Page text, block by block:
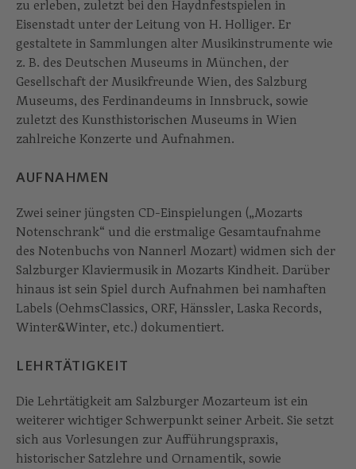
zu erleben, zuletzt bei den Haydnfestspielen in
Eisenstadt unter der Leitung von H. Holliger. Er
gestaltete in Sammlungen alter Musikinstrumente wie
z. B. des Deutschen Museums in München, der
Gesellschaft der Musikfreunde Wien, des Salzburg
Museums, des Ferdinandeums in Innsbruck, sowie
zuletzt des Kunsthistorischen Museums in Wien
zahlreiche Konzerte und Aufnahmen.
AUFNAHMEN
Zwei seiner jüngsten CD-Einspielungen („Mozarts
Notenschrank“ und die erstmalige Gesamtaufnahme
des Notenbuchs von Nannerl Mozart) widmen sich der
Salzburger Klaviermusik in Mozarts Kindheit. Darüber
hinaus ist sein Spiel durch Aufnahmen bei namhaften
Labels (OehmsClassics, ORF, Hänssler, Laska Records,
Winter&Winter, etc.) dokumentiert.
LEHRTÄTIGKEIT
Die Lehrtätigkeit am Salzburger Mozarteum ist ein
weiterer wichtiger Schwerpunkt seiner Arbeit. Sie setzt
sich aus Vorlesungen zur Aufführungspraxis,
historischer Satzlehre und Ornamentik, sowie